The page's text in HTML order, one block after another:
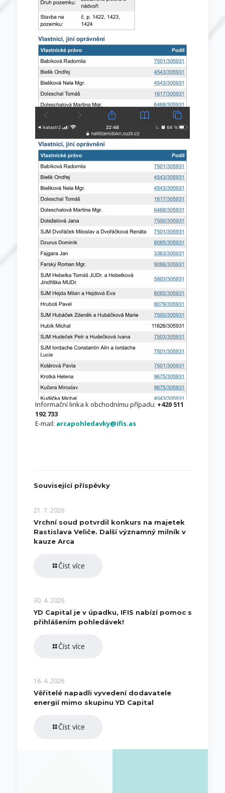
Informační linka k obchodnímu případu: +420 511
192 733
E-mail: arcapohledavky@ifis.as
Související příspěvky
21. 7. 2026
Vrchní soud potvrdil konkurs na majetek
Rastislava Veliče. Další významný milník v
kauze Arca
Číst více
30. 4. 2026
YD Capital je v úpadku, IFIS nabízí pomoc s
přihlášením pohledávek!
Číst více
16. 4. 2026
Věřitelé napadli vyvedení dodavatele
energií mimo skupinu YD Capital
Číst více